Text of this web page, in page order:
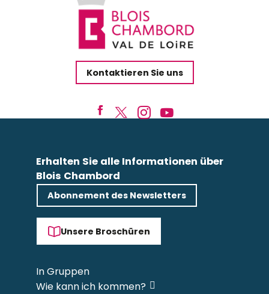
Kontaktieren Sie uns
Erhalten Sie alle Informationen über
Blois Chambord
Abonnement des Newsletters
Unsere Broschüren
In Gruppen
Wie kann ich kommen?